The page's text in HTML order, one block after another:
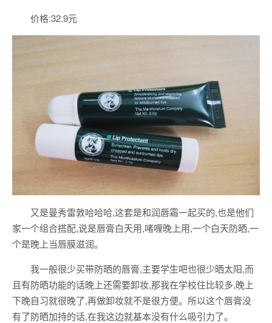
价格:32.9元
又是曼秀雷敦哈哈哈,这套是和润唇霜一起买的,也是他们
家一个组合搭配,说是唇膏白天用,啫喱晚上用,一个白天防晒,一
个是晚上当唇膜滋润。
我一般很少买带防晒的唇膏,主要学生吧也很少晒太阳,而
且有防晒功能的话晚上还需要卸妆,那我在学校住比较多,晚上
下晚自习就很晚了,再做卸妆就不是很方便。所以这个唇膏没
有了防晒加持的话,在我这边就基本没有什么吸引力了。